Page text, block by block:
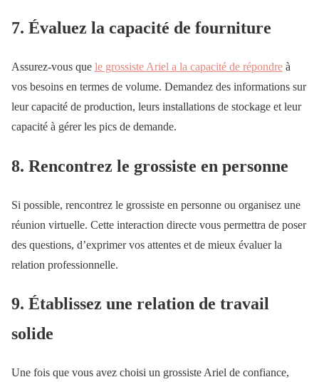
7. Évaluez la capacité de fourniture
Assurez-vous que le grossiste Ariel a la capacité de répondre à
vos besoins en termes de volume. Demandez des informations sur
leur capacité de production, leurs installations de stockage et leur
capacité à gérer les pics de demande.
8. Rencontrez le grossiste en personne
Si possible, rencontrez le grossiste en personne ou organisez une
réunion virtuelle. Cette interaction directe vous permettra de poser
des questions, d’exprimer vos attentes et de mieux évaluer la
relation professionnelle.
9. Établissez une relation de travail
solide
Une fois que vous avez choisi un grossiste Ariel de confiance,